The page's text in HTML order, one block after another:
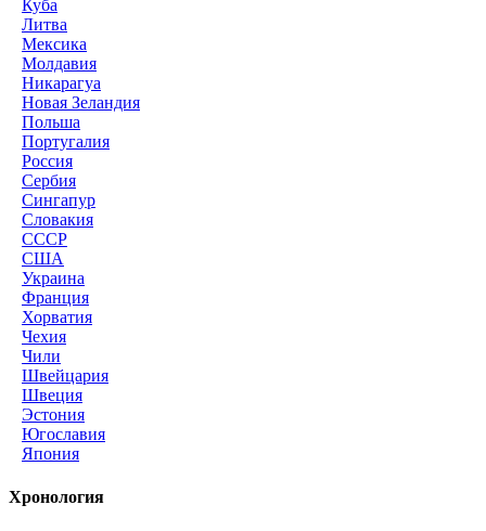
Куба
Литва
Мексика
Молдавия
Никарагуа
Новая Зеландия
Польша
Португалия
Россия
Сербия
Сингапур
Словакия
СССР
США
Украина
Франция
Хорватия
Чехия
Чили
Швейцария
Швеция
Эстония
Югославия
Япония
Хронология